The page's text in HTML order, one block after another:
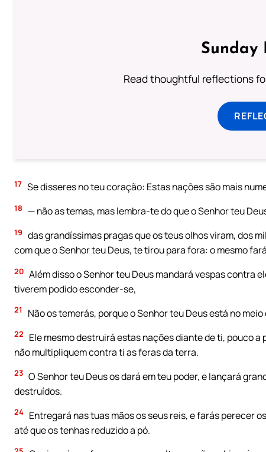
Sunday
Read thoughtful reflections
17 Se disseres no teu coração: Estas nações são mais
18 — não as temas, mas lembra-te do que o Senhor teu
19 das grandíssimas pragas que os teus olhos viram, dos
com que o Senhor teu Deus, te tirou para fora: o mesmo
20 Além disso o Senhor teu Deus mandará vespas contra
tiverem podido esconder-se,
21 Não os temerás, porque o Senhor teu Deus está no
22
Ele mesmo destruirá estas nações diante de ti, pouco a
não multipliquem contra ti as feras da terra.
23 O Senhor teu Deus os dará em teu poder, e lançará
destruídos.
24 Entregará nas tuas mãos os seus reis, e farás perecer
até que os tenhas reduzido a pó.